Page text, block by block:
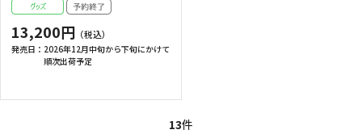
13,200円
発売日： 2026年12月中旬から下旬にかけて
順次出荷予定
13件